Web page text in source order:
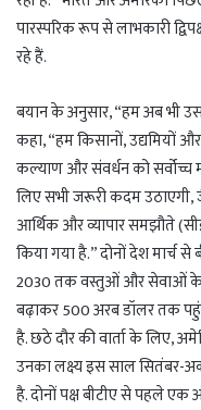
पारस्परिक रूप से लाभकारी
रहे हैं.
बयान के अनुसार, “हम अब भी उस
कहा, “हम किसानों, उद्यमियों
कल्याण और संवर्धन को सर्वोच्च
लिए सभी जरूरी कदम उठाएगी,
आर्थिक और व्यापार समझौते
किया गया है.” दोनों देश मार्च
2030 तक वस्तुओं और सेवाओं के
बढ़ाकर 500 अरब डॉलर तक
है. छठे दौर की वार्ता के लिए,
उनका लक्ष्य इस साल सितंबर-
है. दोनों पक्ष बीटीए से पहले एक